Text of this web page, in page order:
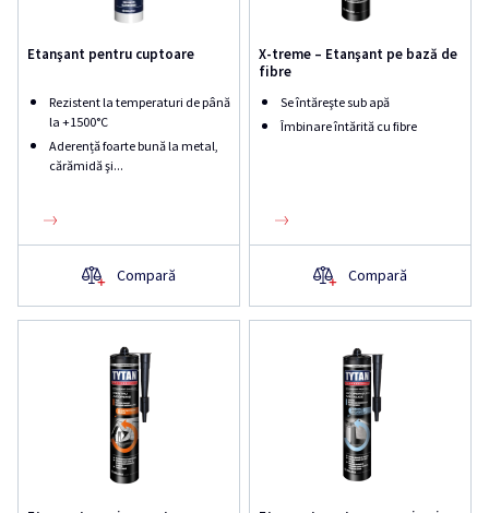
Etanşant pentru cuptoare
Rezistent la temperaturi de până
la +1500°C
Aderență foarte bună la metal,
cărămidă şi...
Compară
X-treme – Etanşant pe bază de
fibre
Se întăreşte sub apă
Îmbinare întărită cu fibre
Compară